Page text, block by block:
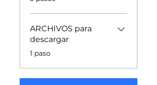
ARCHIVOS para
descargar
.1 paso